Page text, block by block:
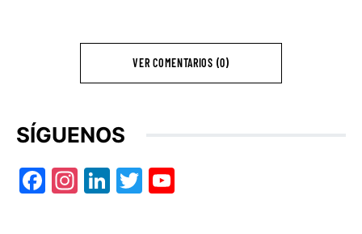
VER COMENTARIOS (0)
SÍGUENOS
Facebook
Instagram
LinkedIn
Twitter